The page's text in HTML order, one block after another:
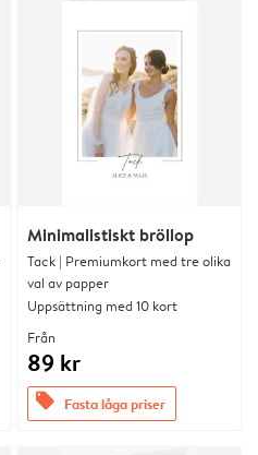
Minimalistiskt bröllop
Tack | Premiumkort med tre olika
val av papper
Uppsättning med 10 kort
Från
89 kr
offers Fasta låga priser